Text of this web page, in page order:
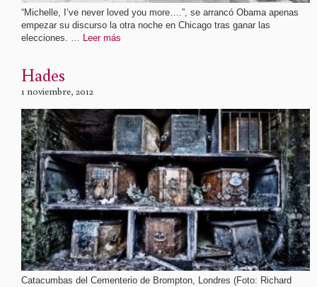
“Michelle, I’ve never loved you more….”, se arrancó Obama apenas
empezar su discurso la otra noche en Chicago tras ganar las
elecciones. … Leer más
Hades
1 noviembre, 2012
Catacumbas del Cementerio de Brompton, Londres (Foto: Richard